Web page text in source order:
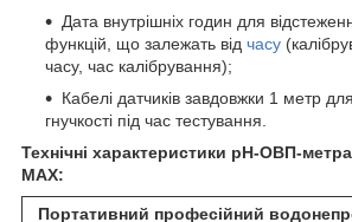
Дата внутрішніх годин для
функцій, що залежать від часу
часу, час калібрування);
Кабелі датчиків завдовжки 1 метр
гнучкості під час тестування.
Технічні характеристики pH-ОВП-метра
MAX:
Портативний професійний